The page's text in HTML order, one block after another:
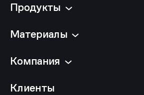
Продукты
Материалы
Компания
Клиенты